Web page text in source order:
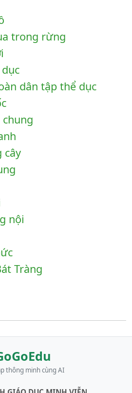
trong rừng
dân tập thể dục
cây
nội
Tràng
thông minh cùng AI